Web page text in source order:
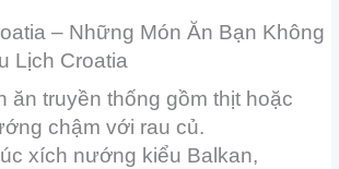
– Những Món Ăn Bạn Không
Lịch Croatia
ăn truyền thống gồm thịt hoặc
chậm với rau củ.
xích nướng kiểu Balkan,